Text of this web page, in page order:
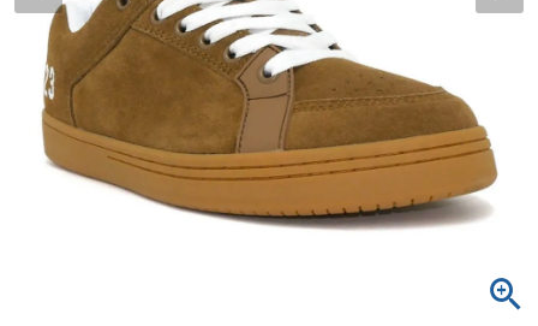
7.8inch
7.9inch
8.0inch
7.9inch
8.0inch
8.1inch
57mm
58mm
59mm
ボーンズ STF（エスティーエフ）
パウエルペラルタ DF（ドラゴンフォーミュ
ラ）
ソフトウィール（クルーザー）
デッキテープ
ボルト
パーツ・その他
足回りセット（トラック・ウィールセット）
24.5cm
25cm
25.5cm
シューレース・その他
パンツ
ショーツ
長袖ボタンシャツ
7分袖シャツ・ラグラン
INFO
スケートパーク情報
プライバシーポリシー
特定商取引法に基づく表記